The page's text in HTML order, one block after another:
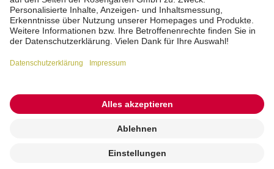
Interne Meldestelle
Zahlungsmittel
Barrierefreiheitserklärung
Vertrag widerrufen
© 2026 ROSENGARTEN-Tierbestattung